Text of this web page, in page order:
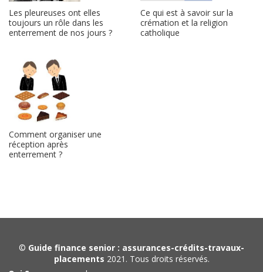
Les pleureuses ont elles
toujours un rôle dans les
enterrement de nos jours ?
Ce qui est à savoir sur la
crémation et la religion
catholique
Comment organiser une
réception après
enterrement ?
© Guide finance senior : assurances-crédits-travaux-
placements 2021. Tous droits réservés.